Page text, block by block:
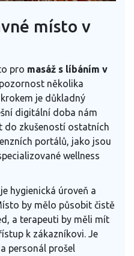
místo v
pro masáž s líbáním v
několika
je důkladný
digitální doba nám
do zkušeností ostatních
portálů, jako jsou
wellness
hygienická úroveň a
by mělo působit čistě
a terapeuti by měli mít
k zákazníkovi. Je
personál prošel